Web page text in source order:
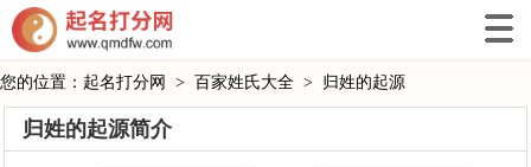
您的位置： 起名打分网 > 百家姓氏大全 > 归姓的起源
归姓的起源简介